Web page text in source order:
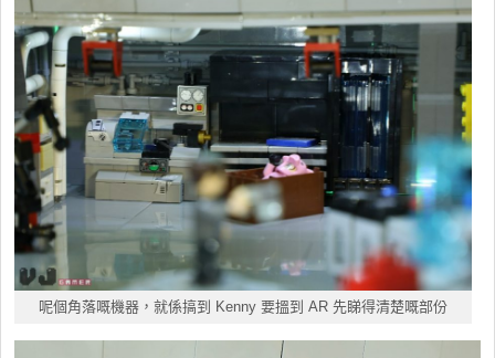
呢個角落嘅機器，就係搞到 Kenny 要搵到 AR 先睇得清楚嘅部份